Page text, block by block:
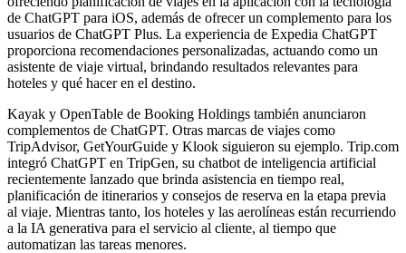
de ChatGPT para iOS, además de ofrecer un complemento para los
usuarios de ChatGPT Plus. La experiencia de Expedia ChatGPT
proporciona recomendaciones personalizadas, actuando como un
asistente de viaje virtual, brindando resultados relevantes para
hoteles y qué hacer en el destino.
Kayak y OpenTable de Booking Holdings también anunciaron
complementos de ChatGPT. Otras marcas de viajes como
TripAdvisor, GetYourGuide y Klook siguieron su ejemplo. Trip.com
integró ChatGPT en TripGen, su chatbot de inteligencia artificial
recientemente lanzado que brinda asistencia en tiempo real,
planificación de itinerarios y consejos de reserva en la etapa previa
al viaje. Mientras tanto, los hoteles y las aerolíneas están recurriendo
a la IA generativa para el servicio al cliente, al tiempo que
automatizan las tareas menores.